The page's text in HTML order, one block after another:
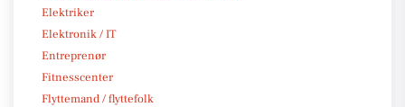
Elektriker
Elektronik / IT
Entreprenør
Fitnesscenter
Flyttemand / flyttefolk